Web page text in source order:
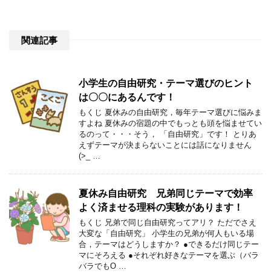
関連記事
小学生の自由研究・テーマ選びのヒント
は〇〇にあるんです！
もくじ 夏休みの自由研究，毎年テーマ選びに悩みま
すよね 夏休みの宿題の中でもっとも頭を悩ませてい
るのって・・・そう， 「自由研究」です！ とりあ
えずテーマが決まらないことには話になりません
(>_ …
夏休み自由研究 兄弟同じテーマで効率
よく済ませる理科の実験があります！
もくじ 兄弟で同じ自由研究ってアリ？ ただでさえ
大変な「自由研究」 小学生の兄弟が何人もいる場
合，テーマはどうしますか？ ●できるだけ同じテー
マにそろえる ●それぞれ好きなテーマを選ぶ（バラ
バラでもO …